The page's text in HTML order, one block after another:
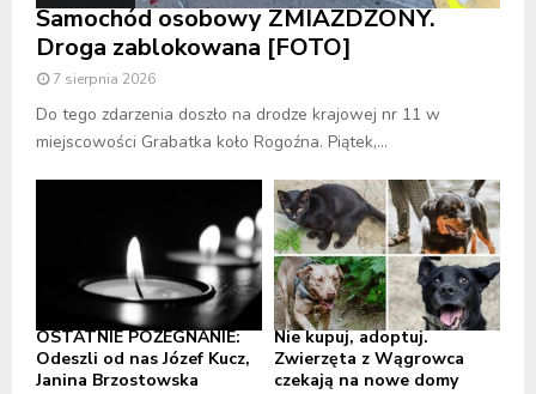
Samochód osobowy ZMIAŻDŻONY.
Droga zablokowana [FOTO]
7 sierpnia 2026
Do tego zdarzenia doszło na drodze krajowej nr 11 w
miejscowości Grabatka koło Rogoźna. Piątek,...
OSTATNIE POŻEGNANIE:
Odeszli od nas Józef Kucz,
Janina Brzostowska
Nie kupuj, adoptuj.
Zwierzęta z Wągrowca
czekają na nowe domy